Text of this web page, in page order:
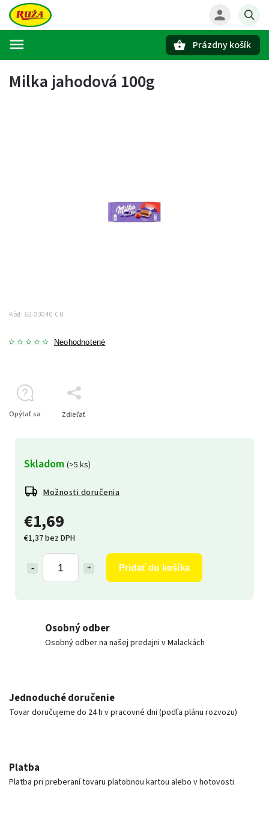
Prázdny košík
Milka jahodová 100g
Kód: 62 03040 CU
Neohodnotené
€1,69
€1,37 bez DPH
Pridať do košíka
Skladom (>5 ks)
Možnosti doručenia
Opýtať sa Zdieľať
Osobný odber
Osobný odber na našej predajni v Malackách
Jednoduché doručenie
Tovar doručujeme do 24 h v pracovné dni (podľa plánu rozvozu)
Platba
Platba pri preberaní tovaru platobnou kartou alebo v hotovosti